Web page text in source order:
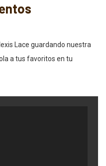
Lace guardando nuestra
a tus favoritos en tu